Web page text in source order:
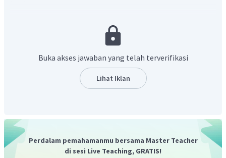
neto = 30 gramBuka akses jawaban yang telah terverifikasi
Lihat Iklan
Perdalam pemahamanmu bersama Master Teacher
di sesi Live Teaching, GRATIS!